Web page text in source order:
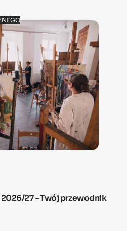
27 – Twój przewodnik